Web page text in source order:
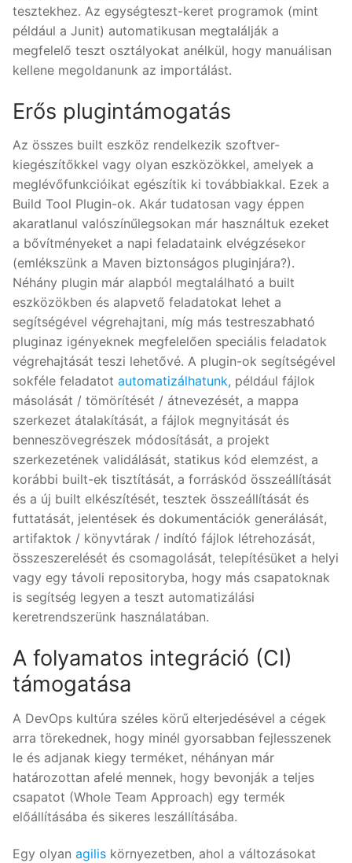
tesztekhez. Az egységteszt-keret programok (mint
például a Junit) automatikusan megtalálják a
megfelelő teszt osztályokat anélkül, hogy manuálisan
kellene megoldanunk az importálást.
Erős plugintámogatás
Az összes built eszköz rendelkezik szoftver-
kiegészítőkkel vagy olyan eszközökkel, amelyek a
meglévőfunkcióikat egészítik ki továbbiakkal. Ezek a
Build Tool Plugin-ok. Akár tudatosan vagy éppen
akaratlanul valószínűlegsokan már használtuk ezeket
a bővítményeket a napi feladataink elvégzésekor
(emlékszünk a Maven biztonságos pluginjára?).
Néhány plugin már alapból megtalálható a built
eszközökben és alapvető feladatokat lehet a
segítségével végrehajtani, míg más testreszabható
pluginaz igényeknek megfelelően speciális feladatok
végrehajtását teszi lehetővé. A plugin-ok segítségével
sokféle feladatot automatizálhatunk, például fájlok
másolását / tömörítését / átnevezését, a mappa
szerkezet átalakítását, a fájlok megnyitását és
benneszövegrészek módosítását, a projekt
szerkezetének validálását, statikus kód elemzést, a
korábbi built-ek tisztítását, a forráskód összeállítását
és a új built elkészítését, tesztek összeállítását és
futtatását, jelentések és dokumentációk generálását,
artifaktok / könyvtárak / indító fájlok létrehozását,
összeszerelését és csomagolását, telepítésüket a helyi
vagy egy távoli repositoryba, hogy más csapatoknak
is segítség legyen a teszt automatizálási
keretrendszerünk használatában.
A folyamatos integráció (CI)
támogatása
A DevOps kultúra széles körű elterjedésével a cégek
arra törekednek, hogy minél gyorsabban fejlesszenek
le és adjanak kiegy terméket, néhányan már
határozottan afelé mennek, hogy bevonják a teljes
csapatot (Whole Team Approach) egy termék
előállításába és sikeres leszállításába.
Egy olyan agilis környezetben, ahol a változásokat